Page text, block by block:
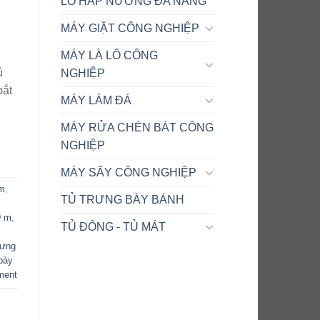
m
MÁY GIẶT CÔNG NGHIỆP
MÁY LÀ LÔ CÔNG
NGHIỆP
MÁY LÀM ĐÁ
MÁY RỬA CHÉN BÁT CÔNG
NGHIỆP
MÁY SẤY CÔNG NGHIỆP
TỦ TRƯNG BÀY BÁNH
TỦ ĐÔNG - TỦ MÁT